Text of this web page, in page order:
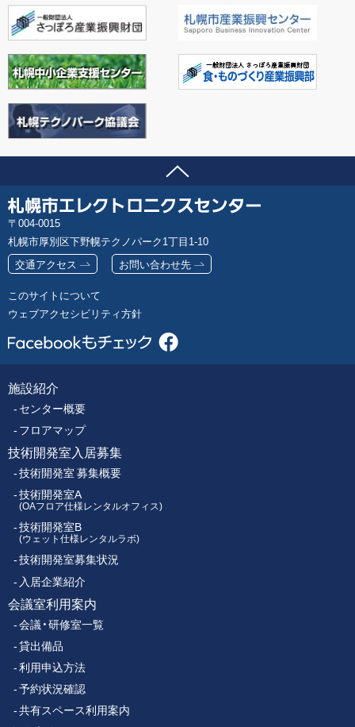
ページの先頭へ
問い合わせ先
郵
便
番
号
004-0015
札幌市厚別区下野幌テクノパーク1丁目1-10
交通アクセス
お問い合わせ先
このサイトについて
ウェブアクセシビリティ方針
フ
ッ
タ
ー
メ
ニ
ュ
ー
施設紹介
センター概要
フロアマップ
技術開発室入居募集
技術開発室 募集概要
技術開発室A
(OAフロア仕様レンタルオフィス)
技術開発室B
(ウェット仕様レンタルラボ)
技術開発室募集状況
入居企業紹介
会議室利用案内
会議・研修室一覧
貸出備品
利用申込方法
予約状況確認
共有スペース利用案内